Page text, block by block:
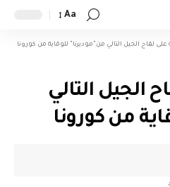
Aa
على لقاح الجيل التالي من"موديرنا" للوقاية من كورونا
الجيل التالي
من كورونا